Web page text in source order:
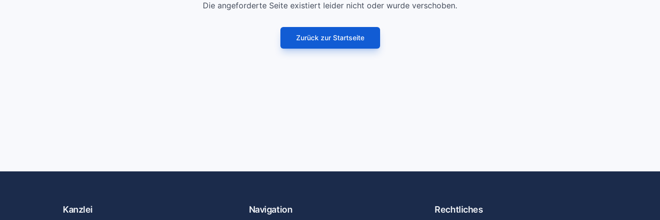
Die angeforderte Seite existiert leider nicht oder wurde verschoben.
Zurück zur Startseite
Kanzlei Navigation Rechtliches